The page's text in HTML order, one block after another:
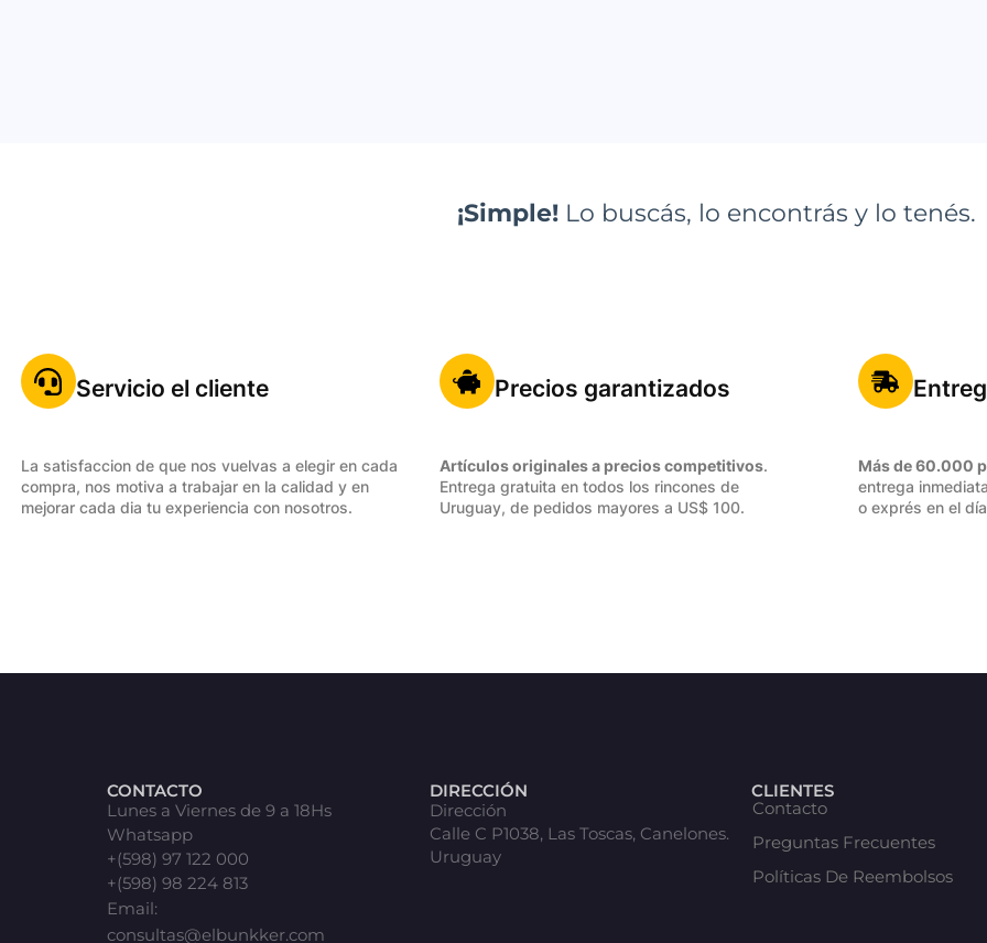
¡Simple!Lo buscás, lo encontrás y lo tenés.
Servicio el cliente
La satisfaccion de que nos vuelvas a elegir en cada
compra, nos motiva a trabajar en la calidad y en
mejorar cada dia tu experiencia con nosotros.
Precios garantizados
Artículos originales a precios competitivos.
Entrega gratuita en todos los rincones de
Uruguay, de pedidos mayores a US$ 100.
Más de 60.000
entrega
o exprés en el
CONTACTO
Lunes a Viernes de 9 a 18Hs
Whatsapp
+(598) 97 122 000
+(598) 98 224 813
Email:
consultas@elbunkker.com
DIRECCIÓN
Dirección
Calle C P1038, Las Toscas, Canelones.
Uruguay
CLIENTES
Contacto
Preguntas Frecuentes
Políticas De Reembolsos